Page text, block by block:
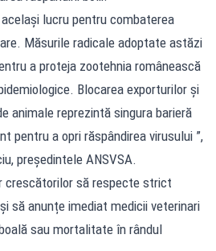
lucru pentru combaterea
Măsurile radicale adoptate astăzi
a proteja zootehnia românească
Blocarea exporturilor și
animale reprezintă singura barieră
pentru a opri răspândirea virusului ”,
președintele ANSVSA.
să respecte strict
să anunțe imediat medicii veterinari
sau mortalitate în rândul